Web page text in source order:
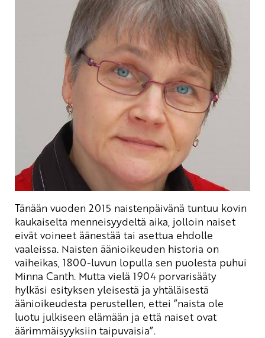
Tänään vuoden 2015 naistenpäivänä tuntuu kovin
kaukaiselta menneisyydeltä aika, jolloin naiset
eivät voineet äänestää tai asettua ehdolle
vaaleissa. Naisten äänioikeuden historia on
vaiheikas, 1800-luvun lopulla sen puolesta puhui
Minna Canth. Mutta vielä 1904 porvarisääty
hylkäsi esityksen yleisestä ja yhtäläisestä
äänioikeudesta perustellen, ettei ”naista ole
luotu julkiseen elämään ja että naiset ovat
äärimmäisyyksiin taipuvaisia”.